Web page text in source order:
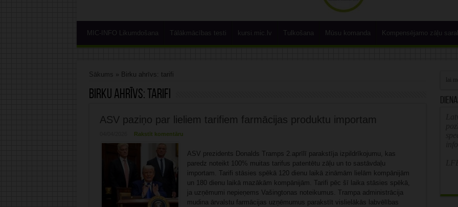
MIC-INFO Likumdošana Tālākmācības testi kursi.mic.lv Tulkošana Mūsu komanda Kompensējamo zāļu
Sākums » Birku ahrīvs: tarifi
Birku ahrīvs: tarifi
ASV paziņo par lieliem tarifiem farmācijas produktu importam
Rakstīt komentāru
ASV prezidents Donalds Tramps 2.aprīlī parakstīja izpildrīkojumu, kas
paredz noteikt 100% muitas tarifus patentētu zāļu un to sastāvdaļu
importam. Tarifi stāsies spēkā 120 dienu laikā zināmām lielām kompānijām
un 180 dienu laikā mazākām kompānijām. Tarifi pēc šī laika stāsies spēkā,
ja uzņēmumi nepieņems Vašingtonas noteikumus. Trampa administrācija
mudina ārvalstu farmācijas uzņēmumus parakstīt vislielākās labvēlības